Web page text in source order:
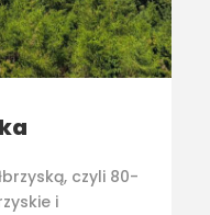
czyli 80-
i